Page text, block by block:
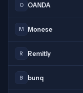
O OANDA
M Monese
R Remitly
B bunq